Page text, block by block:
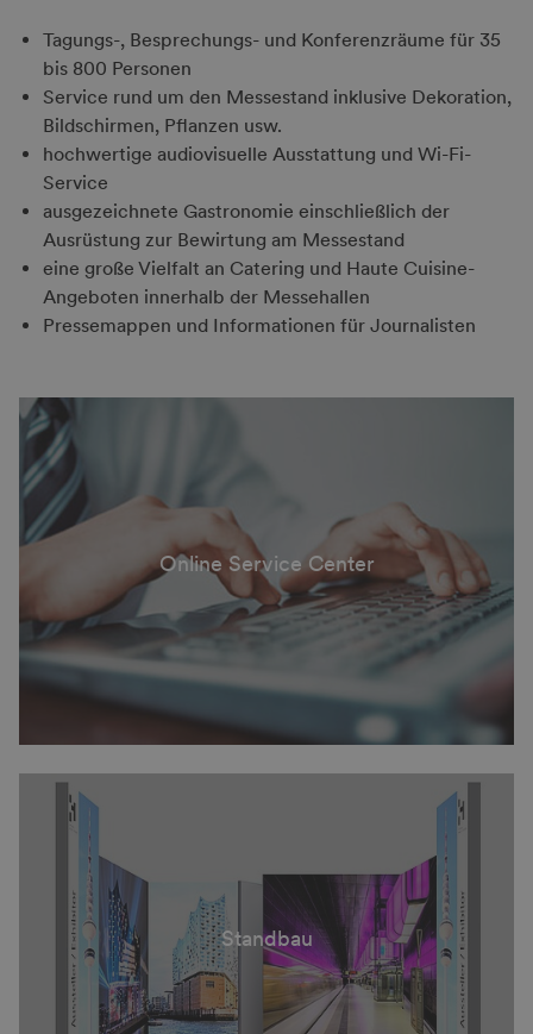
Tagungs-, Besprechungs- und Konferenzräume für 35
bis 800 Personen
Service rund um den Messestand inklusive Dekoration,
Bildschirmen, Pflanzen usw.
hochwertige audiovisuelle Ausstattung und Wi-Fi-
Service
ausgezeichnete Gastronomie einschließlich der
Ausrüstung zur Bewirtung am Messestand
eine große Vielfalt an Catering und Haute Cuisine-
Angeboten innerhalb der Messehallen
Pressemappen und Informationen für Journalisten
Online Service Center
Standbau